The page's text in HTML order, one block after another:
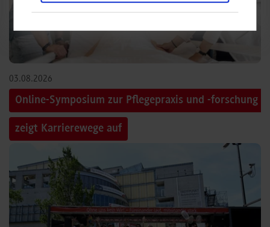
03.08.2026
Online-Symposium zur Pflegepraxis und -forschung
zeigt Karrierewege auf